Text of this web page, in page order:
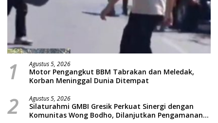
1 Agustus 5, 2026
Motor Pengangkut BBM Tabrakan dan Meledak,
Korban Meninggal Dunia Ditempat
2 Agustus 5, 2026
Silaturahmi GMBI Gresik Perkuat Sinergi dengan
Komunitas Wong Bodho, Dilanjutkan Pengamanan